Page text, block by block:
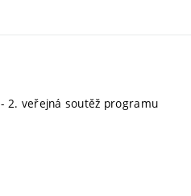
- 2. veřejná soutěž programu